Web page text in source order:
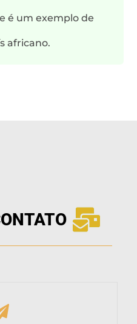
é um exemplo de
africano.